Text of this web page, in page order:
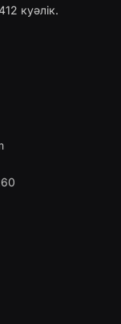
куәлік.